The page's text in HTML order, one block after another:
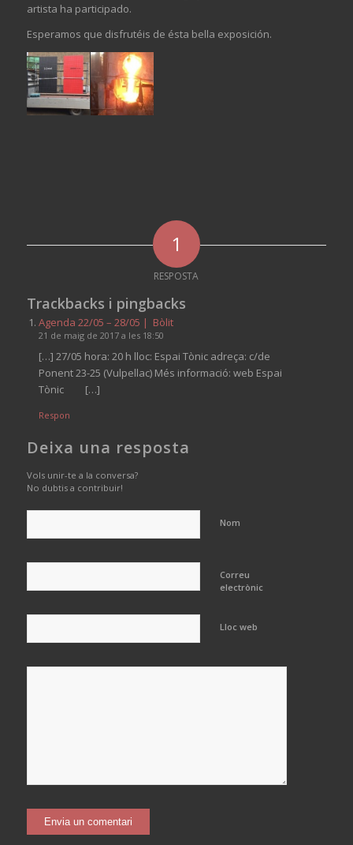
artista ha participado.
Esperamos que disfrutéis de ésta bella exposición.
1
RESPOSTA
Trackbacks i pingbacks
Agenda 22/05 – 28/05 | Bòlit
21 de maig de 2017 a les 18:50
[…] 27/05 hora: 20 h lloc: Espai Tònic adreça: c/de
Ponent 23-25 (Vulpellac) Més informació: web Espai
Tònic […]
Respon
Deixa una resposta
Vols unir-te a la conversa?
No dubtis a contribuir!
Nom
Correu
electrònic
Lloc web